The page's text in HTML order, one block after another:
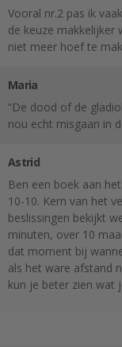
Vooral nr.2 pas ik
de keuze makkelijker
niet meer hoef te
Maria
“De dood of de
nou echt misgaan in
Astrid
Ben een boek aan
10-10. Kern van het
beslissingen bekijkt
minuten, over 10
dat moment bij
als het ware afstand
kun je beter zien wat